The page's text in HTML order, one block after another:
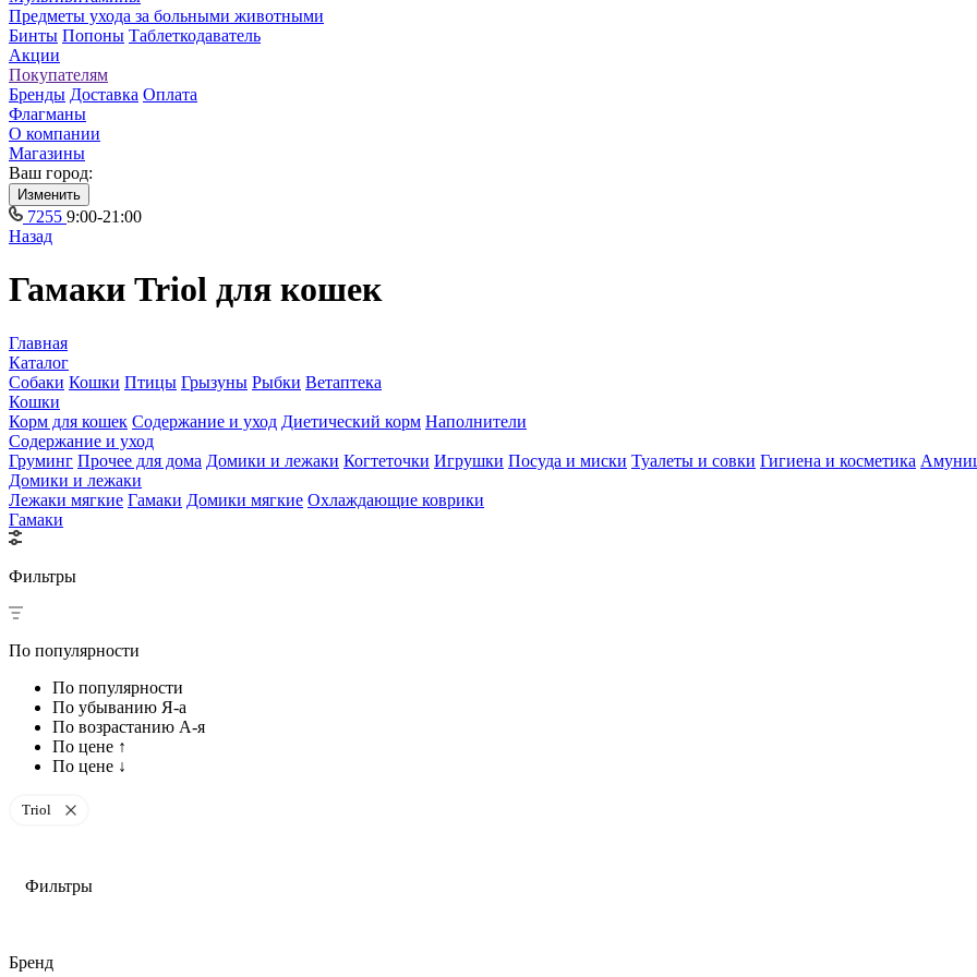
Предметы ухода за больными животными
Бинты Попоны Таблеткодаватель
Акции
Покупателям
Бренды Доставка Оплата
Флагманы
О компании
Магазины
Ваш город:
Изменить
7255 9:00-21:00
Назад
Гамаки Triol для кошек
Главная
Каталог
Собаки Кошки Птицы Грызуны Рыбки Ветаптека
Кошки
Корм для кошек Содержание и уход Диетический корм Наполнители
Содержание и уход
Груминг Прочее для дома Домики и лежаки Когтеточки Игрушки Посуда и миски Туалеты и совки Гигиена и косметика
Домики и лежаки
Лежаки мягкие Гамаки Домики мягкие Охлаждающие коврики
Гамаки
Фильтры
По популярности
По популярности
По убыванию Я-а
По возрастанию А-я
По цене ↑
По цене ↓
Triol
Фильтры
Бренд